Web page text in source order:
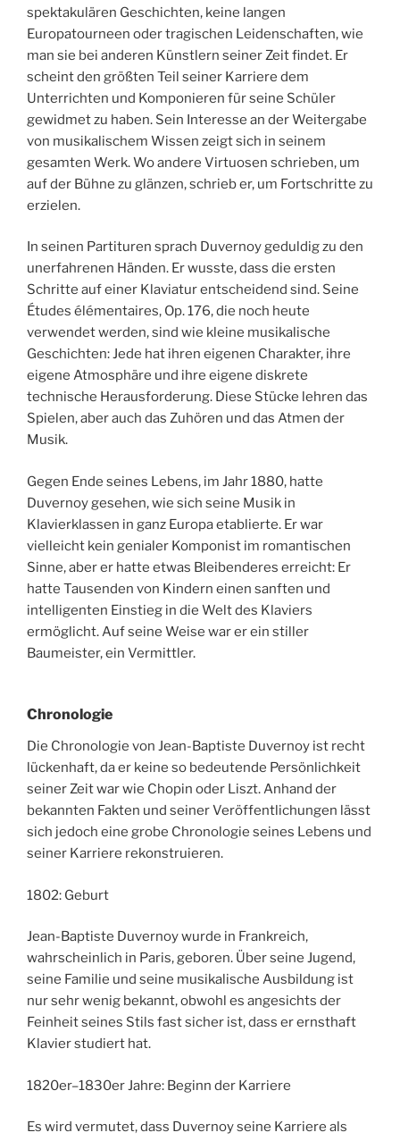
spektakulären Geschichten, keine langen
Europatourneen oder tragischen Leidenschaften, wie
man sie bei anderen Künstlern seiner Zeit findet. Er
scheint den größten Teil seiner Karriere dem
Unterrichten und Komponieren für seine Schüler
gewidmet zu haben. Sein Interesse an der Weitergabe
von musikalischem Wissen zeigt sich in seinem
gesamten Werk. Wo andere Virtuosen schrieben, um
auf der Bühne zu glänzen, schrieb er, um Fortschritte zu
erzielen.
In seinen Partituren sprach Duvernoy geduldig zu den
unerfahrenen Händen. Er wusste, dass die ersten
Schritte auf einer Klaviatur entscheidend sind. Seine
Études élémentaires, Op. 176, die noch heute
verwendet werden, sind wie kleine musikalische
Geschichten: Jede hat ihren eigenen Charakter, ihre
eigene Atmosphäre und ihre eigene diskrete
technische Herausforderung. Diese Stücke lehren das
Spielen, aber auch das Zuhören und das Atmen der
Musik.
Gegen Ende seines Lebens, im Jahr 1880, hatte
Duvernoy gesehen, wie sich seine Musik in
Klavierklassen in ganz Europa etablierte. Er war
vielleicht kein genialer Komponist im romantischen
Sinne, aber er hatte etwas Bleibenderes erreicht: Er
hatte Tausenden von Kindern einen sanften und
intelligenten Einstieg in die Welt des Klaviers
ermöglicht. Auf seine Weise war er ein stiller
Baumeister, ein Vermittler.
Chronologie
Die Chronologie von Jean-Baptiste Duvernoy ist recht
lückenhaft, da er keine so bedeutende Persönlichkeit
seiner Zeit war wie Chopin oder Liszt. Anhand der
bekannten Fakten und seiner Veröffentlichungen lässt
sich jedoch eine grobe Chronologie seines Lebens und
seiner Karriere rekonstruieren.
1802: Geburt
Jean-Baptiste Duvernoy wurde in Frankreich,
wahrscheinlich in Paris, geboren. Über seine Jugend,
seine Familie und seine musikalische Ausbildung ist
nur sehr wenig bekannt, obwohl es angesichts der
Feinheit seines Stils fast sicher ist, dass er ernsthaft
Klavier studiert hat.
1820er–1830er Jahre: Beginn der Karriere
Es wird vermutet, dass Duvernoy seine Karriere als